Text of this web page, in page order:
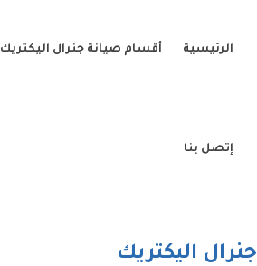
الرئيسية أقسام صيانة جنرال اليكتريك
إتصل بنا
جنرال اليكتريك